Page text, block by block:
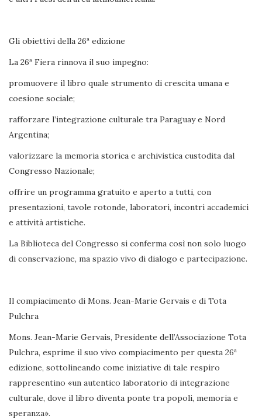
Gli obiettivi della 26ª edizione
La 26ª Fiera rinnova il suo impegno:
promuovere il libro quale strumento di crescita umana e
coesione sociale;
rafforzare l’integrazione culturale tra Paraguay e Nord
Argentina;
valorizzare la memoria storica e archivistica custodita dal
Congresso Nazionale;
offrire un programma gratuito e aperto a tutti, con
presentazioni, tavole rotonde, laboratori, incontri accademici
e attività artistiche.
La Biblioteca del Congresso si conferma così non solo luogo
di conservazione, ma spazio vivo di dialogo e partecipazione.
Il compiacimento di Mons. Jean-Marie Gervais e di Tota
Pulchra
Mons. Jean-Marie Gervais, Presidente dell’Associazione Tota
Pulchra, esprime il suo vivo compiacimento per questa 26ª
edizione, sottolineando come iniziative di tale respiro
rappresentino «un autentico laboratorio di integrazione
culturale, dove il libro diventa ponte tra popoli, memoria e
speranza».